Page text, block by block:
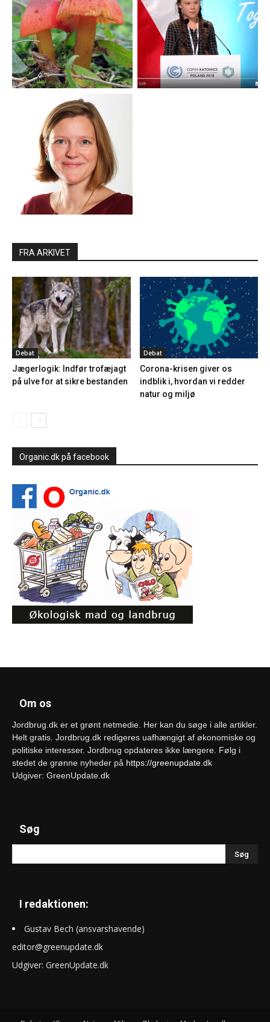
FRA ARKIVET
Debat
Jægerlogik: Indfør trofæjagt
på ulve for at sikre bestanden
Debat
Corona-krisen giver os
indblik i, hvordan vi redder
natur og miljø
Organic.dk på facebook
Om os
Jordbrug.dk er et grønt netmedie. Her kan du søge i alle artikler.
Helt gratis. Jordbrug.dk redigeres uafhængigt af økonomiske og
politiske interesser. Jordbrug opdateres ikke længere. Følg i
stedet de grønne nyheder på https://greenupdate.dk
Udgiver: GreenUpdate.dk
Søg
I redaktionen:
Gustav Bech (ansvarshavende)
editor@greenupdate.dk
Udgiver: GreenUpdate.dk